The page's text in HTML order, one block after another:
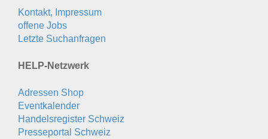
Kontakt, Impressum
offene Jobs
Letzte Suchanfragen
HELP-Netzwerk
Adressen Shop
Eventkalender
Handelsregister Schweiz
Presseportal Schweiz